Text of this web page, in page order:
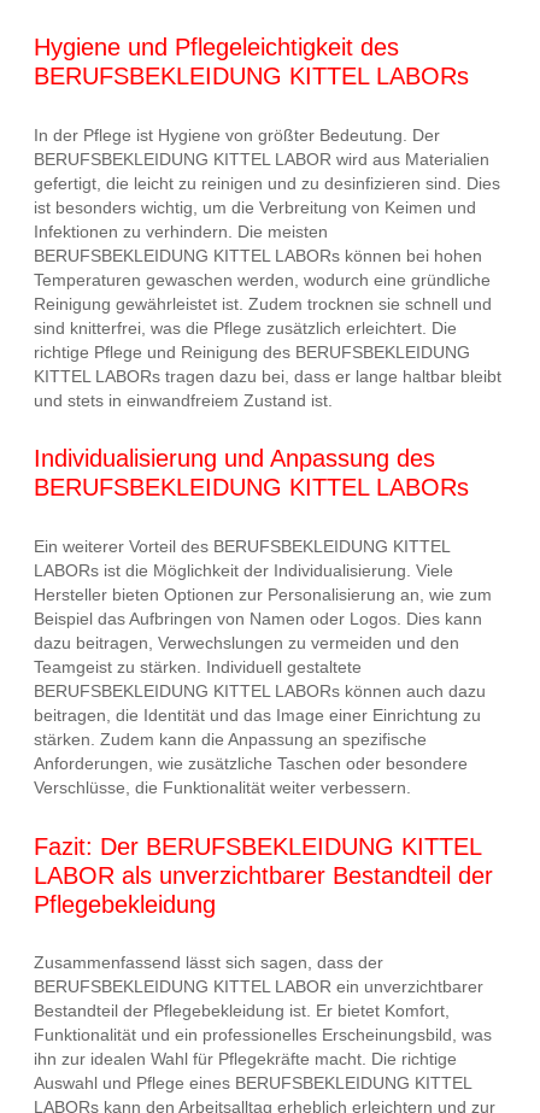
Hygiene und Pflegeleichtigkeit des
BERUFSBEKLEIDUNG KITTEL LABORs
In der Pflege ist Hygiene von größter Bedeutung. Der
BERUFSBEKLEIDUNG KITTEL LABOR wird aus Materialien
gefertigt, die leicht zu reinigen und zu desinfizieren sind. Dies
ist besonders wichtig, um die Verbreitung von Keimen und
Infektionen zu verhindern. Die meisten
BERUFSBEKLEIDUNG KITTEL LABORs können bei hohen
Temperaturen gewaschen werden, wodurch eine gründliche
Reinigung gewährleistet ist. Zudem trocknen sie schnell und
sind knitterfrei, was die Pflege zusätzlich erleichtert. Die
richtige Pflege und Reinigung des BERUFSBEKLEIDUNG
KITTEL LABORs tragen dazu bei, dass er lange haltbar bleibt
und stets in einwandfreiem Zustand ist.
Individualisierung und Anpassung des
BERUFSBEKLEIDUNG KITTEL LABORs
Ein weiterer Vorteil des BERUFSBEKLEIDUNG KITTEL
LABORs ist die Möglichkeit der Individualisierung. Viele
Hersteller bieten Optionen zur Personalisierung an, wie zum
Beispiel das Aufbringen von Namen oder Logos. Dies kann
dazu beitragen, Verwechslungen zu vermeiden und den
Teamgeist zu stärken. Individuell gestaltete
BERUFSBEKLEIDUNG KITTEL LABORs können auch dazu
beitragen, die Identität und das Image einer Einrichtung zu
stärken. Zudem kann die Anpassung an spezifische
Anforderungen, wie zusätzliche Taschen oder besondere
Verschlüsse, die Funktionalität weiter verbessern.
Fazit: Der BERUFSBEKLEIDUNG KITTEL
LABOR als unverzichtbarer Bestandteil der
Pflegebekleidung
Zusammenfassend lässt sich sagen, dass der
BERUFSBEKLEIDUNG KITTEL LABOR ein unverzichtbarer
Bestandteil der Pflegebekleidung ist. Er bietet Komfort,
Funktionalität und ein professionelles Erscheinungsbild, was
ihn zur idealen Wahl für Pflegekräfte macht. Die richtige
Auswahl und Pflege eines BERUFSBEKLEIDUNG KITTEL
LABORs kann den Arbeitsalltag erheblich erleichtern und zur